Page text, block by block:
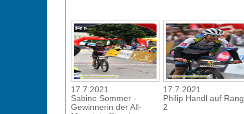
17.7.2021
Sabine Sommer -
Gewinnerin der All-
17.7.2021
Philip Handl auf Rang
2